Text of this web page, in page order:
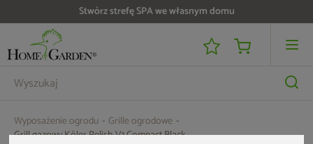
Stwórz strefę SPA we własnym domu
Wyposażenie ogrodu
Grille ogrodowe
Grill gazowy Köler Relish V1 Compact Black